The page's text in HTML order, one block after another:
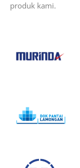
produk kami.